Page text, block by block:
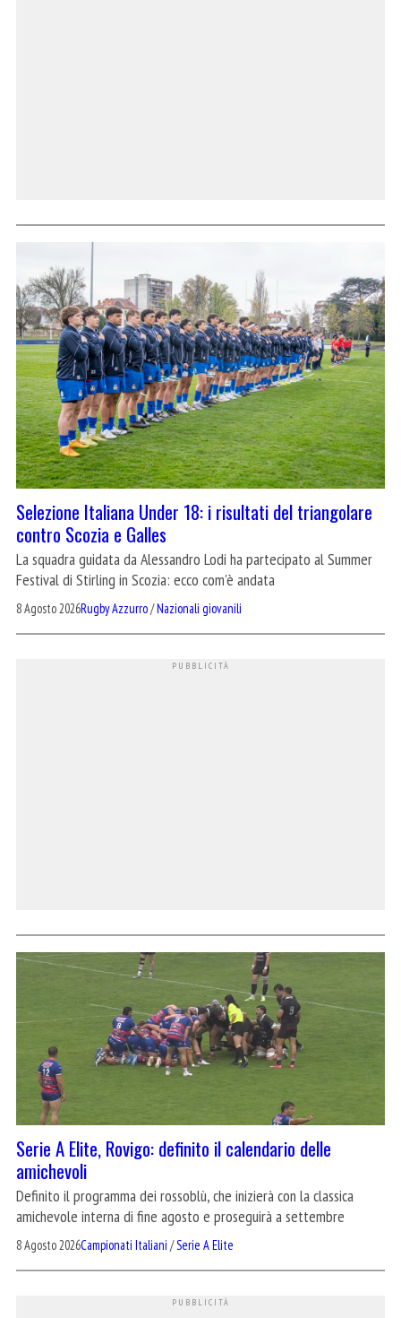
Selezione Italiana Under 18: i risultati del triangolare
contro Scozia e Galles
La squadra guidata da Alessandro Lodi ha partecipato al Summer
Festival di Stirling in Scozia: ecco com'è andata
8 Agosto 2026Rugby Azzurro/Nazionali giovanili
Serie A Elite, Rovigo: definito il calendario delle
amichevoli
Definito il programma dei rossoblù, che inizierà con la classica
amichevole interna di fine agosto e proseguirà a settembre
8 Agosto 2026Campionati Italiani /Serie A Elite